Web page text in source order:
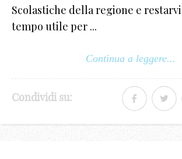
Scolastiche della regione e
tempo utile per ...
Continua a leggere...
Condividi su: